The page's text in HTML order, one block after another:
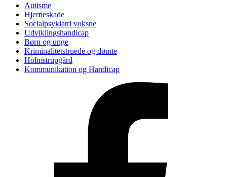
Autisme
Hjerneskade
Socialpsykiatri voksne
Udviklingshandicap
Børn og unge
Kriminalitetstruede og dømte
Holmstrupgård
Kommunikation og Handicap